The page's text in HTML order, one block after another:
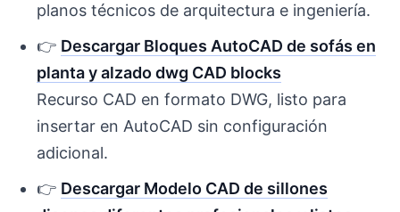
planos técnicos de arquitectura e ingeniería.
👉 Descargar Bloques AutoCAD de sofás en
planta y alzado dwg CAD blocks
Recurso CAD en formato DWG, listo para
insertar en AutoCAD sin configuración
adicional.
👉 Descargar Modelo CAD de sillones